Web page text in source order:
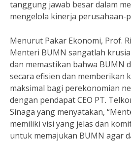
tanggung jawab besar dalam
mengelola kinerja perusahaan-
Menurut Pakar Ekonomi, Prof.
Menteri BUMN sangatlah
dan memastikan bahwa BUMN
secara efisien dan memberikan
maksimal bagi perekonomian
dengan pendapat CEO PT.
Sinaga yang menyatakan,
memiliki visi yang jelas dan
untuk memajukan BUMN agar